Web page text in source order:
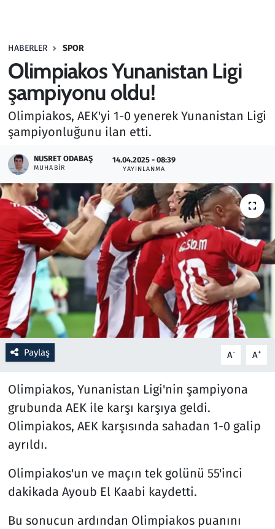
HABERLER SPOR
Olimpiakos Yunanistan Ligi
şampiyonu oldu!
Olimpiakos, AEK'yi 1-0 yenerek Yunanistan Ligi
şampiyonluğunu ilan etti.
NUSRET ODABAŞ
MUHABIR
14.04.2025 - 08:39
YAYINLANMA
Paylaş A- A+
Olimpiakos, Yunanistan Ligi'nin şampiyona
grubunda AEK ile karşı karşıya geldi.
Olimpiakos, AEK karşısında sahadan 1-0 galip
ayrıldı.
Olimpiakos'un ve maçın tek golünü 55'inci
dakikada Ayoub El Kaabi kaydetti.
Bu sonucun ardından Olimpiakos puanını
Haber
Kültür Sanat
Kurumsal Haberler
Otomobil
Oyun
Ramazan
Resmi İlanlar
Rüya Tabirleri
Sağlık
Savunma Sanayi
Seçim 2023
Teknoloji ve Bilim
Televizyon